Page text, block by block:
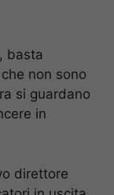
basta
non sono
si guardano
in
direttore